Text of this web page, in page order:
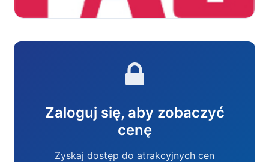
Zaloguj się, aby zobaczyć
cenę
Zyskaj dostęp do atrakcyjnych cen